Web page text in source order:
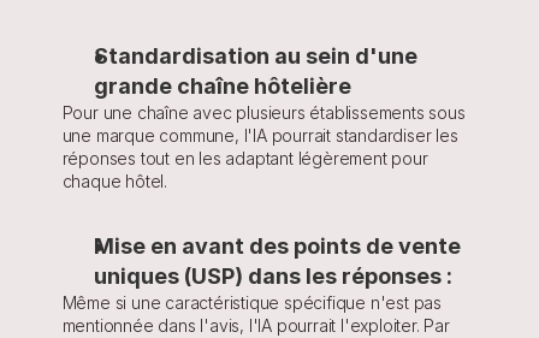
Standardisation au sein d'une
grande chaîne hôtelière
Pour une chaîne avec plusieurs établissements sous
une marque commune, l'IA pourrait standardiser les
réponses tout en les adaptant légèrement pour
chaque hôtel.
Mise en avant des points de vente
uniques (USP) dans les réponses :
Même si une caractéristique spécifique n'est pas
mentionnée dans l'avis, l'IA pourrait l'exploiter. Par